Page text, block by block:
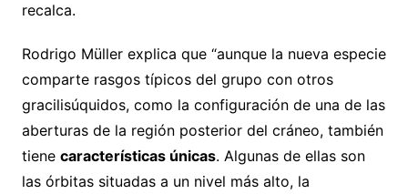
recalca.
Rodrigo Müller explica que “aunque la nueva especie
comparte rasgos típicos del grupo con otros
gracilisúquidos, como la configuración de una de las
aberturas de la región posterior del cráneo, también
tiene características únicas. Algunas de ellas son
las órbitas situadas a un nivel más alto, la